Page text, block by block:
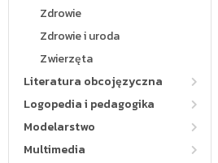
Zdrowie
Zdrowie i uroda
Zwierzęta
Literatura obcojęzyczna
Logopedia i pedagogika
Modelarstwo
Multimedia